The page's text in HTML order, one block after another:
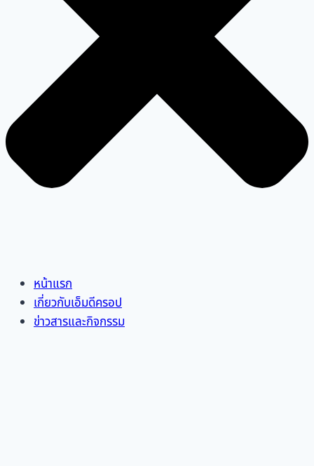
หน้าแรก
เกี่ยวกับเอ็มดีครอป
ข่าวสารและกิจกรรม